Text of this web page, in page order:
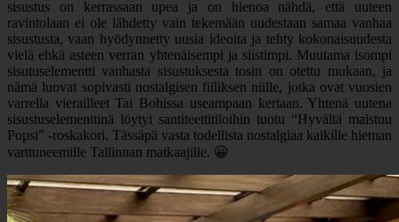
sisustus on kerrassaan upea ja on hienoa nähdä, että uuteen
ravintolaan ei ole lähdetty vain tekemään uudestaan samaa vanhaa
sisustusta, vaan hyödynnetty uusia ideoita ja tehty kokonaisuudesta
vielä ehkä asteen verran yhtenäisempi ja siistimpi. Muutama isompi
sisutuselementti vanhasta sisustuksesta tosin on otettu mukaan, ja
nämä luovat sopivasti nostalgisen fiiliksen niille, jotka ovat vuosien
varrella vierailleet Tai Bohissa useampaan kertaan. Yhtenä uutena
sisustuselementtinä löytyi santiteettitiloihin tuotu “Hyvältä maistuu
Popsi” -roskakori. Tässäpä vasta todellista nostalgiaa kaikille hieman
varttuneemille Tallinnan matkaajille. 😀